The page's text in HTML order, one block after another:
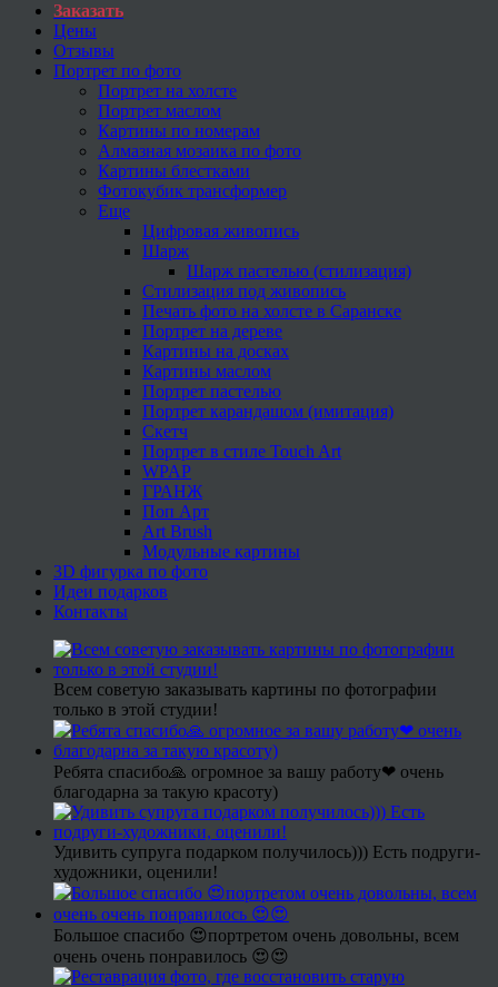
Заказать
Цены
Отзывы
Портрет по фото
Портрет на холсте
Портрет маслом
Картины по номерам
Алмазная мозаика по фото
Картины блестками
Фотокубик трансформер
Еще
Цифровая живопись
Шарж
Шарж пастелью (стилизация)
Стилизация под живопись
Печать фото на холсте в Саранске
Портрет на дереве
Картины на досках
Картины маслом
Портрет пастелью
Портрет карандашом (имитация)
Скетч
Портрет в стиле Touch Art
WPAP
ГРАНЖ
Поп Арт
Art Brush
Модульные картины
3D фигурка по фото
Идеи подарков
Контакты
Всем советую заказывать картины по фотографии
только в этой студии!
Ребята спасибо🙏 огромное за вашу работу❤ очень
благодарна за такую красоту)
Удивить супруга подарком получилось))) Есть подруги-
художники, оценили!
Большое спасибо 😍портретом очень довольны, всем
очень очень понравилось 😍😍